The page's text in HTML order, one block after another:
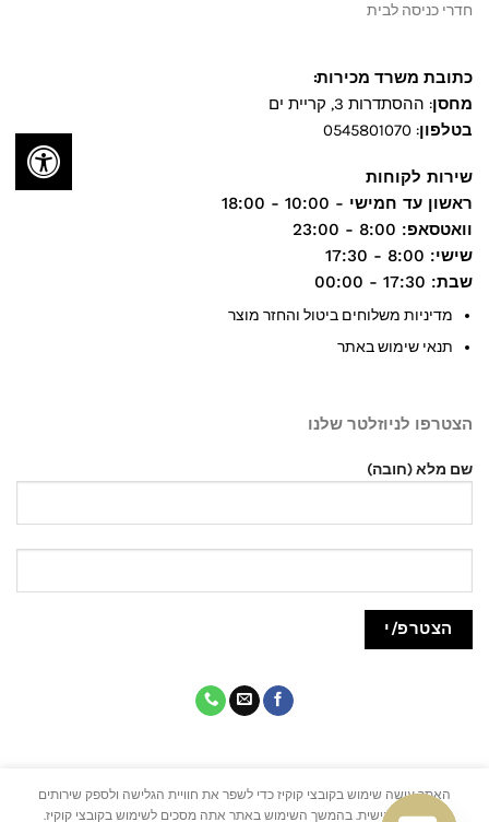
חדרי כניסה לבית
כתובת משרד מכירות:
מחסן: ההסתדרות 3, קריית ים
בטלפון:
0545801070
שירות לקוחות
ראשון עד חמישי - 10:00 - 18:00
וואטסאפ: 8:00 - 23:00
שישי: 8:00 - 17:30
שבת: 17:30 - 00:00
מדיניות משלוחים ביטול והחזר מוצר
תנאי שימוש באתר
הצטרפו לניוזלטר שלנו
שם מלא (חובה)
האתר עושה שימוש בקובצי קוקיז כדי לשפר את חוויית הגלישה ולספק שירותים
מותאמים אישית. בהמשך השימוש באתר אתה מסכים לשימוש בקובצי קוקיז.